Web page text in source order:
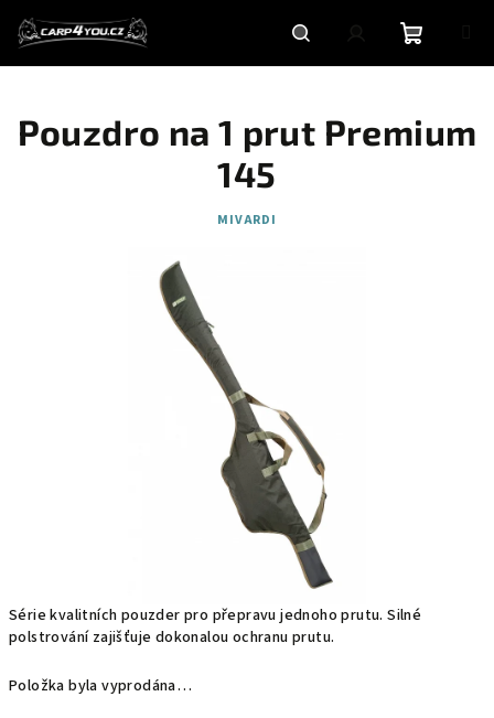
obsah
HledatPřihlášeníNákupní
košík
Série kvalitních pouzder pro přepravu jednoho prutu. Silné
polstrování zajišťuje dokonalou ochranu prutu.
Položka byla vyprodána…
Pouzdro na 1 prut Premium
145
MIVARDI